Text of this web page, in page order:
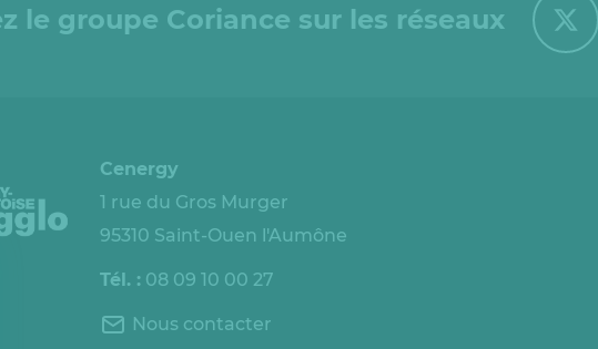
le groupe Coriance sur les réseaux
Cenergy
1 rue du Gros Murger
95310 Saint-Ouen l'Aumône
Tél. : 08 09 10 00 27
Nous contacter